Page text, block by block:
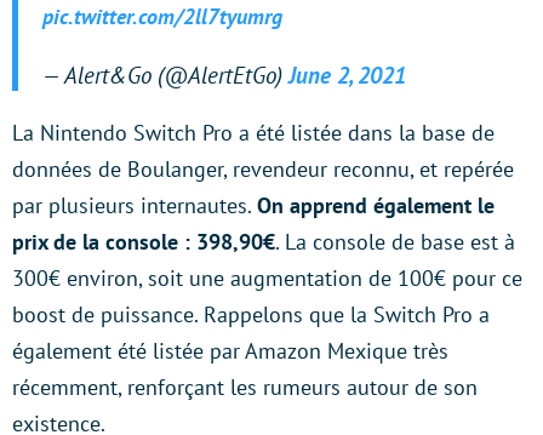
pic.twitter.com/2ll7tyumrg
— Alert&Go (@AlertEtGo)June 2, 2021
La Nintendo Switch Pro a été listée dans la base de
données de Boulanger, revendeur reconnu, et repérée
par plusieurs internautes. On apprend également le
prix de la console : 398,90€. La console de base est à
300€ environ, soit une augmentation de 100€ pour ce
boost de puissance. Rappelons que la Switch Pro a
également été listée par Amazon Mexique très
récemment, renforçant les rumeurs autour de son
existence.